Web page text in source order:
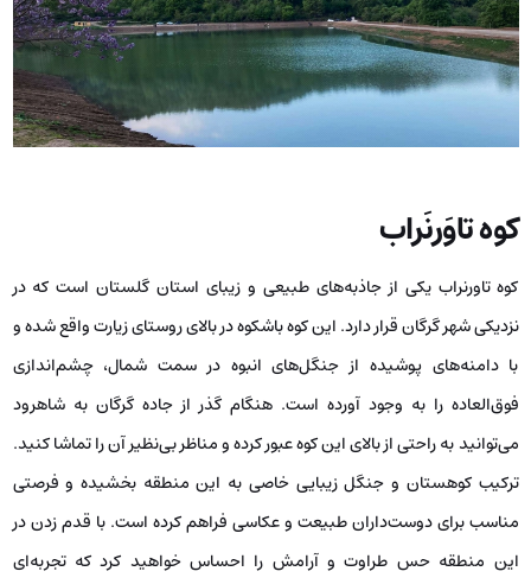
کوه تاوَرنَراب
کوه تاورنراب یکی از جاذبه‌های طبیعی و زیبای استان گلستان است که در
نزدیکی شهر گرگان قرار دارد. این کوه باشکوه در بالای روستای زیارت واقع شده و
با دامنه‌های پوشیده از جنگل‌های انبوه در سمت شمال، چشم‌اندازی
فوق‌العاده را به وجود آورده است. هنگام گذر از جاده گرگان به شاهرود
می‌توانید به راحتی از بالای این کوه عبور کرده و مناظر بی‌نظیر آن را تماشا کنید.
ترکیب کوهستان و جنگل زیبایی خاصی به این منطقه بخشیده و فرصتی
مناسب برای دوست‌داران طبیعت و عکاسی فراهم کرده است. با قدم زدن در
این منطقه حس طراوت و آرامش را احساس خواهید کرد که تجربه‌ای